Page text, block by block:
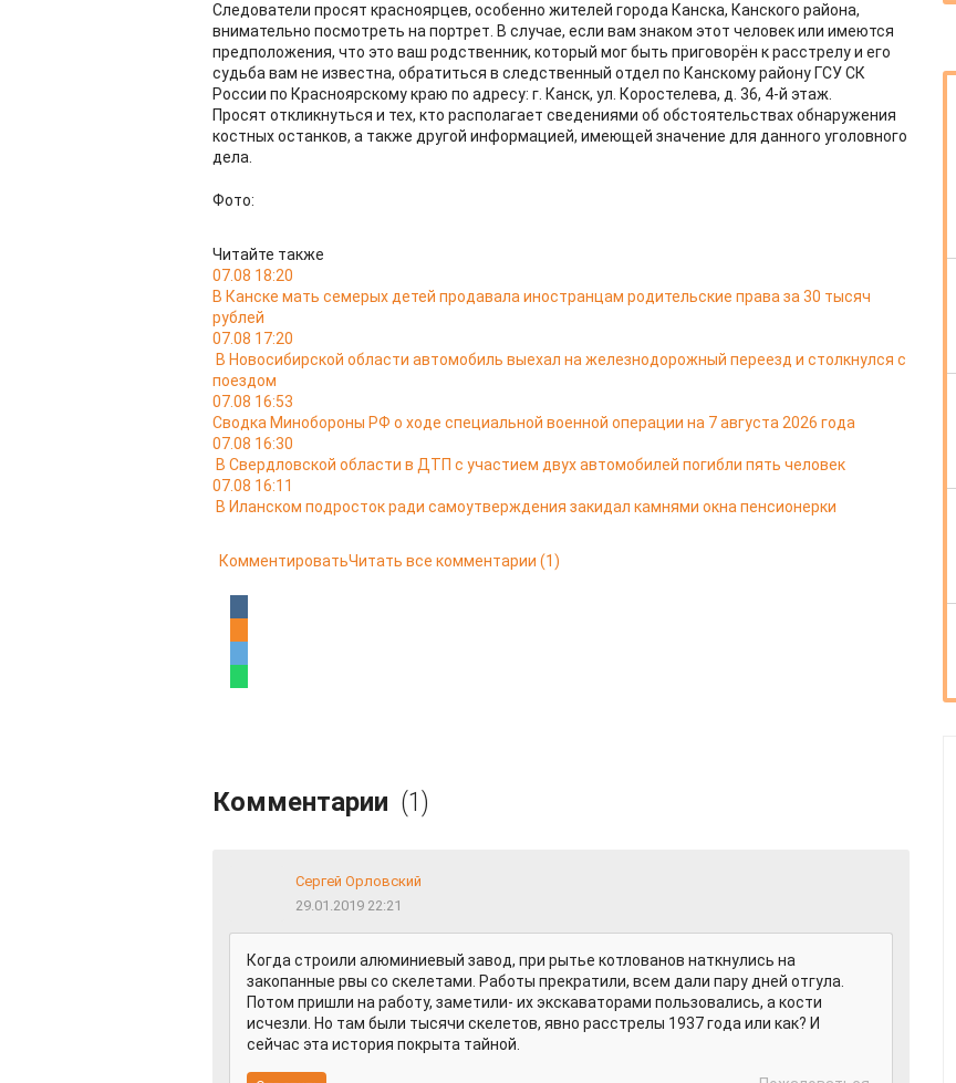
Следователи просят красноярцев, особенно жителей города Канска, Канского района,
внимательно посмотреть на портрет. В случае, если вам знаком этот человек или имеются
предположения, что это ваш родственник, который мог быть приговорён к расстрелу и его
судьба вам не известна, обратиться в следственный отдел по Канскому району ГСУ СК
России по Красноярскому краю по адресу: г. Канск, ул. Коростелева, д. 36, 4-й этаж.
Просят откликнуться и тех, кто располагает сведениями об обстоятельствах обнаружения
костных останков, а также другой информацией, имеющей значение для данного уголовного
дела.
Фото:
Читайте также
07.08 18:20
В Канске мать семерых детей продавала иностранцам родительские права за 30 тысяч
рублей
07.08 17:20
В Новосибирской области автомобиль выехал на железнодорожный переезд и столкнулся с
поездом
07.08 16:53
Сводка Минобороны РФ о ходе специальной военной операции на 7 августа 2026 года
07.08 16:30
В Свердловской области в ДТП с участием двух автомобилей погибли пять человек
07.08 16:11
В Иланском подросток ради самоутверждения закидал камнями окна пенсионерки
КомментироватьЧитать все комментарии (1)
Комментарии (1)
Сергей Орловский
29.01.2019 22:21
Когда строили алюминиевый завод, при рытье котлованов наткнулись на
закопанные рвы со скелетами. Работы прекратили, всем дали пару дней отгула.
Потом пришли на работу, заметили- их экскаваторами пользовались, а кости
исчезли. Но там были тысячи скелетов, явно расстрелы 1937 года или как? И
сейчас эта история покрыта тайной.